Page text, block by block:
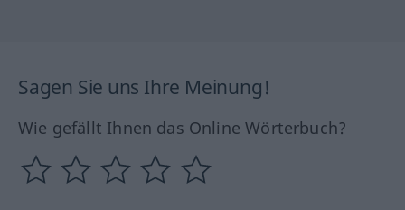
Sagen Sie uns Ihre Meinung!
Wie gefällt Ihnen das Online Wörterbuch?